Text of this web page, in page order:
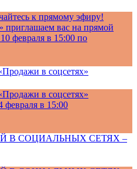
к прямому эфиру!
приглашаем вас на прямой
февраля в 15:00 по
в соцсетях»
в соцсетях»
в 15:00
В СОЦИАЛЬНЫХ СЕТЯХ –